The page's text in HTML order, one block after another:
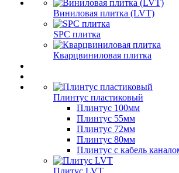
Виниловая плитка (LVT)
SPC плитка
Кварцвиниловая плитка
Плинтус пластиковый
Плинтус 100мм
Плинтус 55мм
Плинтус 72мм
Плинтус 80мм
Плинтус с кабель
Плитус LVT